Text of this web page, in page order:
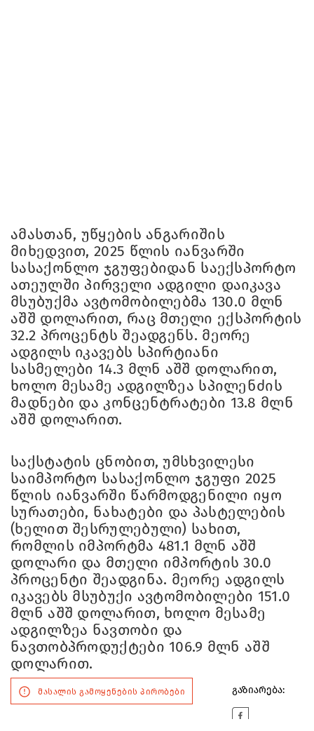
ამასთან, უწყების ანგარიშის
მიხედვით, 2025 წლის იანვარში
სასაქონლო ჯგუფებიდან საექსპორტო
ათეულში პირველი ადგილი დაიკავა
მსუბუქმა ავტომობილებმა 130.0 მლნ
აშშ დოლარით, რაც მთელი ექსპორტის
32.2 პროცენტს შეადგენს. მეორე
ადგილს იკავებს სპირტიანი
სასმელები 14.3 მლნ აშშ დოლარით,
ხოლო მესამე ადგილზეა სპილენძის
მადნები და კონცენტრატები 13.8 მლნ
აშშ დოლარით.
საქსტატის ცნობით, უმსხვილესი
საიმპორტო სასაქონლო ჯგუფი 2025
წლის იანვარში წარმოდგენილი იყო
სურათები, ნახატები და პასტელების
(ხელით შესრულებული) სახით,
რომლის იმპორტმა 481.1 მლნ აშშ
დოლარი და მთელი იმპორტის 30.0
პროცენტი შეადგინა. მეორე ადგილს
იკავებს მსუბუქი ავტომობილები 151.0
მლნ აშშ დოლარით, ხოლო მესამე
ადგილზეა ნავთობი და
ნავთობპროდუქტები 106.9 მლნ აშშ
დოლარით.
მასალის გამოყენების პირობები გაზიარება: